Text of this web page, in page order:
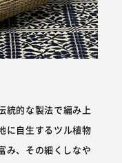
統的な製法で編み上
に自生するツル植物
み、その細くしなや